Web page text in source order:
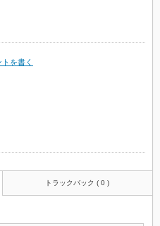
トを書く
トラックバック ( 0 )